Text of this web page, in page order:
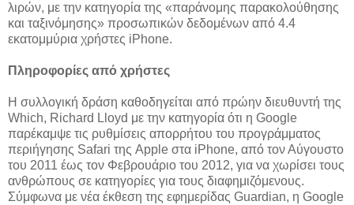
λιρών, με την κατηγορία της «παράνομης παρακολούθησης
και ταξινόμησης» προσωπικών δεδομένων από 4.4
εκατομμύρια χρήστες iPhone.
Πληροφορίες από χρήστες
Η συλλογική δράση καθοδηγείται από πρώην διευθυντή της
Which, Richard Lloyd με την κατηγορία ότι η Google
παρέκαμψε τις ρυθμίσεις απορρήτου του προγράμματος
περιήγησης Safari της Apple στα iPhone, από τον Αύγουστο
του 2011 έως τον Φεβρουάριο του 2012, για να χωρίσει τους
ανθρώπους σε κατηγορίες για τους διαφημιζόμενους.
Σύμφωνα με νέα έκθεση της εφημερίδας Guardian, η Google